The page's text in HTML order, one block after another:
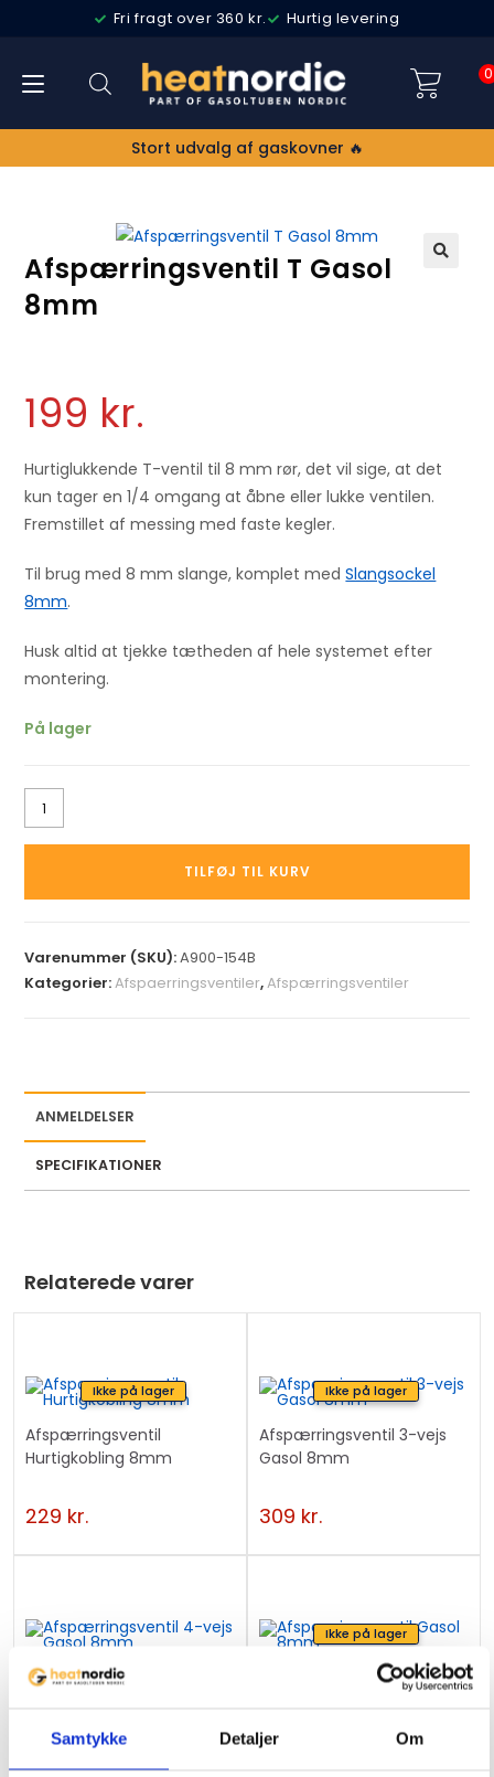
Samtykke Detaljer Om
Fri fragt over 360 kr. Hurtig levering
0
Stort udvalg af gaskovner 🔥
Afspærringsventil T Gasol
8mm
199 kr.
Hurtiglukkende T-ventil til 8 mm rør, det vil sige, at det
kun tager en 1/4 omgang at åbne eller lukke ventilen.
Fremstillet af messing med faste kegler.
Til brug med 8 mm slange, komplet medSlangsockel
8mm.
Husk altid at tjekke tætheden af ​​hele systemet efter
montering.
På lager
TILFØJ TIL KURV
Varenummer (SKU):A900-154B
Kategorier:Afspaerringsventiler,Afspærringsventiler
ANMELDELSER
SPECIFIKATIONER
Relaterede varer
Ikke på lager
Afspærringsventil
Hurtigkobling 8mm
229 kr.
Ikke på lager
Afspærringsventil 3-vejs
Gasol 8mm
309 kr.
Afspærringsventil 4-vejs
Ikke på lager
Afspærringsventil Gasol